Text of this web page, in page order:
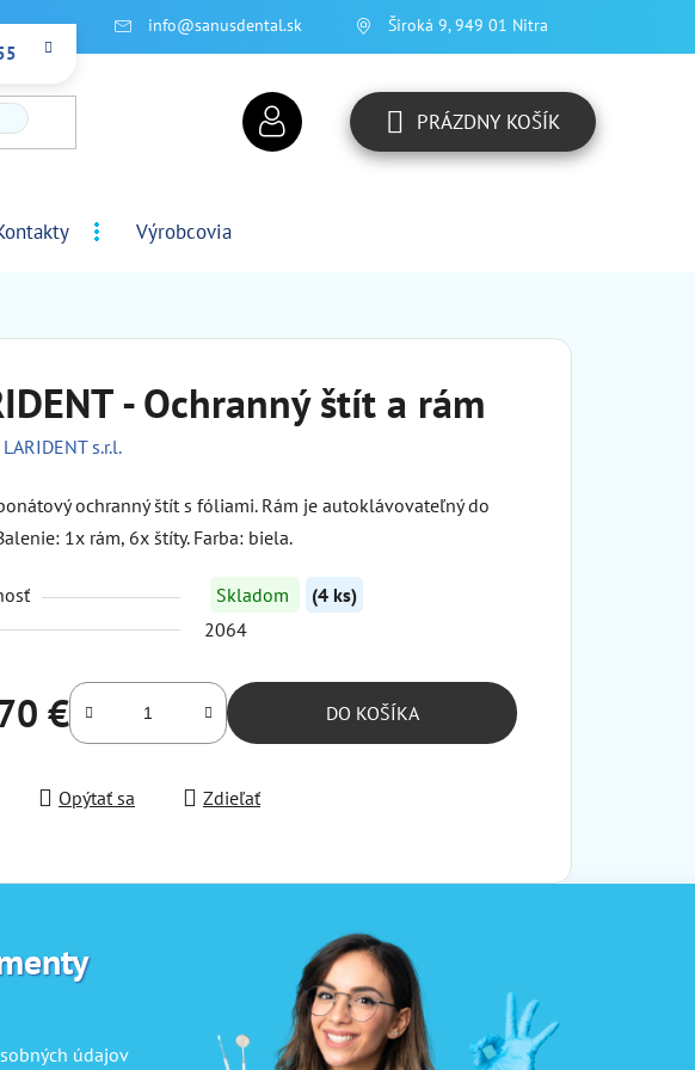
info@sanusdental.sk Široká 9, 949 01 Nitra
NÁKUPNÝ
PRÁZDNY KOŠÍK
Výrobcovia
- Ochranný štít a rám
LARIDENT s.r.l.
ochranný štít s fóliami. Rám je autoklávovateľný do
1x rám, 6x štíty. Farba: biela.
Skladom
(4 ks)
2064
€
cena:
DO KOŠÍKA
Opýtať sa Zdieľať
údajov